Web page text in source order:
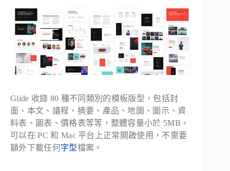
Glide 收錄 80 種不同類別的模板版型，包括封
面、本文、議程、摘要、產品、地圖、圖示、資
料表、圖表、價格表等等，整體容量小於 5MB，
可以在 PC 和 Mac 平台上正常開啟使用，不需要
額外下載任何字型檔案。